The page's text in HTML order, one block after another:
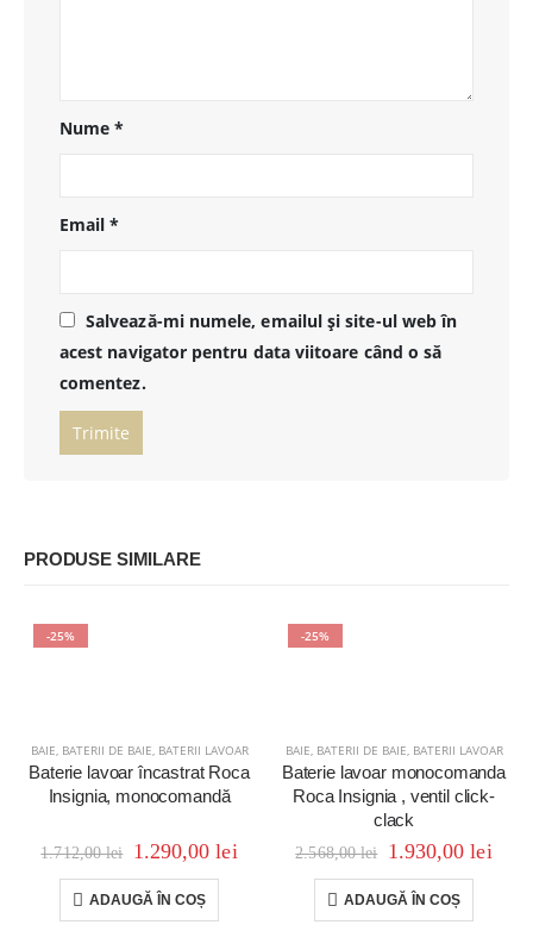
Nume*
Email*
Salvează-mi numele, emailul și site-ul web în
acest navigator pentru data viitoare când o să
comentez.
PRODUSE SIMILARE
-25%
BAIE, BATERII DE BAIE, BATERII LAVOAR
Baterie lavoar încastrat Roca
Insignia, monocomandă
1.712,00lei 1.290,00lei
ADAUGĂ ÎN COȘ
-25%
BAIE, BATERII DE BAIE, BATERII LAVOAR
Baterie lavoar monocomanda
Roca Insignia , ventil click-
clack
2.568,00lei 1.930,00lei
ADAUGĂ ÎN COȘ